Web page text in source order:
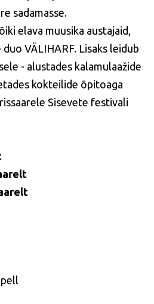
sadamasse.
elava muusika austajaid,
VÄLIHARF. Lisaks leidub
- alustades kalamulaažide
kokteilide õpitoaga
Sisevete festivali